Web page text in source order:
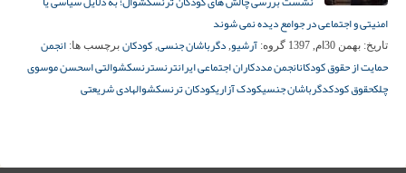
امنیتی و اجتماعی در جوامع دیده نمی شوند
تاریخ: بهمن 30ام, 1397 گروه: آرشیو, دگرباشان جنسی, کودکان برچسب ها: انجمن
حمایت از حقوق کودکانانجمن مددکاران اجتماعی ایرانترنسترنسکشوالتی اسحسن موسوی
چلکحقوق کودکدگرباشان جنسیکودک آزاریکودکان ترنسکشوالهاد‌‌ی شریعتی